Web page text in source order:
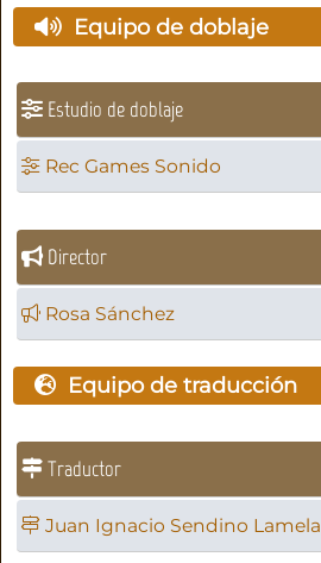
Equipo de doblaje
Estudio de doblaje
Rec Games Sonido
Director
Rosa Sánchez
Equipo de traducción
Traductor
Juan Ignacio Sendino Lamela